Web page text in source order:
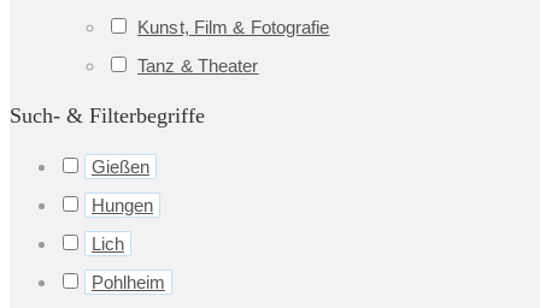
Kunst, Film & Fotografie
Tanz & Theater
Such- & Filterbegriffe
Gießen
Hungen
Lich
Pohlheim